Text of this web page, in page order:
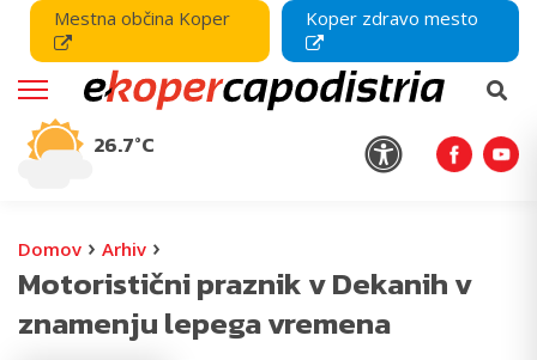
Mestna občina Koper Koper zdravo mesto
26.7°C
Domov › Arhiv ›
Motoristični praznik v Dekanih v
znamenju lepega vremena